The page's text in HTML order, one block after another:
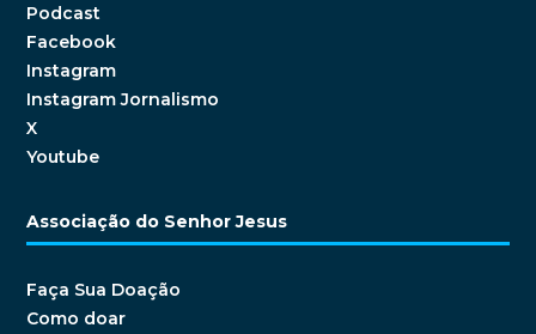
Podcast
Facebook
Instagram
Instagram Jornalismo
X
Youtube
Associação do Senhor Jesus
Faça Sua Doação
Como doar